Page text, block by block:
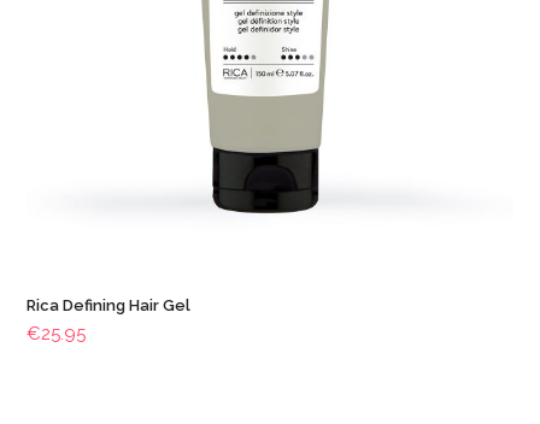
Rica Defining Hair Gel
€25.95